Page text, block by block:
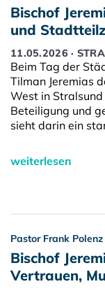
Bischof
und
11.05.2026 ·
Beim Tag der
Tilman Jeremias
West in
Beteiligung und
sieht darin ein
weiterlesen
Pastor Frank
Bischof
Vertrauen,